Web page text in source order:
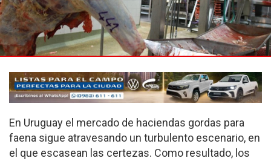
En Uruguay el mercado de haciendas gordas para
faena sigue atravesando un turbulento escenario, en
el que escasean las certezas. Como resultado, los